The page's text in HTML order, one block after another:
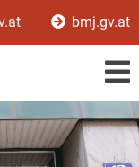
bmj.gv.at